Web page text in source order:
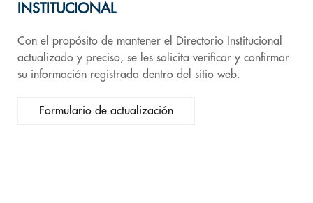
INSTITUCIONAL
Con el propósito de mantener el Directorio Institucional
actualizado y preciso, se les solicita verificar y confirmar
su información registrada dentro del sitio web.
Formulario de actualización